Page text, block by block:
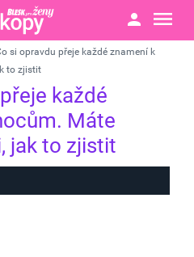
si opravdu přeje každé znamení k
to zjistit
každé
Máte
jak to zjistit